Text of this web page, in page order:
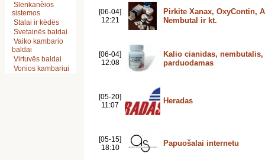
Slenkanèios
sistemos
Stalai ir këdës
Svetainës baldai
Vaiko kambario
baldai
Virtuvës baldai
Vonios kambariui
[06-04]
12:21
Pirkite Xanax, OxyContin,
Nembutal ir kt.
[06-04]
12:08
Kalio cianidas,
parduodamas
[05-20]
11:07
Heradas
[05-15]
18:10
Papuošalai internetu